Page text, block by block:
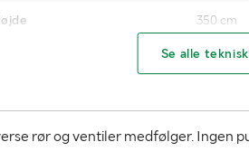
350 cm
Se alle
rør og ventiler medfølger. Ingen